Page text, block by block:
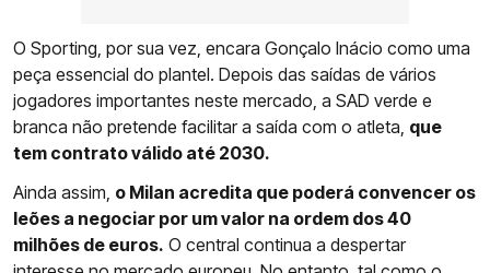
O Sporting, por sua vez, encara Gonçalo Inácio como uma
peça essencial do plantel. Depois das saídas de vários
jogadores importantes neste mercado, a SAD verde e
branca não pretende facilitar a saída com o atleta, que
tem contrato válido até 2030.
Ainda assim, o Milan acredita que poderá convencer os
leões a negociar por um valor na ordem dos 40
milhões de euros. O central continua a despertar